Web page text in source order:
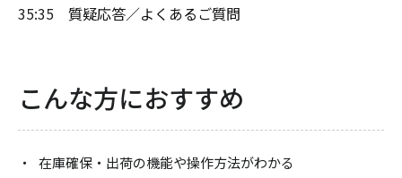
35:35 質疑応答／よくあるご質問
こんな方におすすめ
在庫確保・出荷の機能や操作方法がわかる